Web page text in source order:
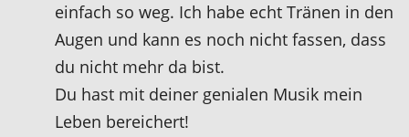
einfach so weg. Ich habe echt Tränen in den
Augen und kann es noch nicht fassen, dass
du nicht mehr da bist.
Du hast mit deiner genialen Musik mein
Leben bereichert!